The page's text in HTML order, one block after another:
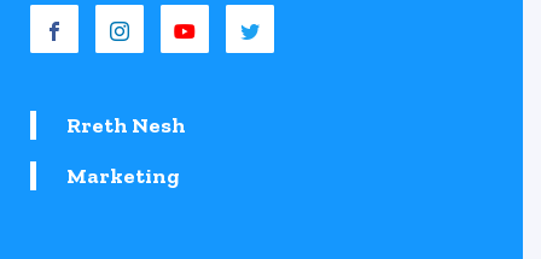
Rreth Nesh
Marketing